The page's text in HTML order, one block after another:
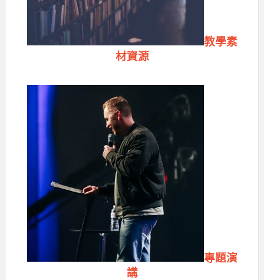
教學素
材資源
專題演
講